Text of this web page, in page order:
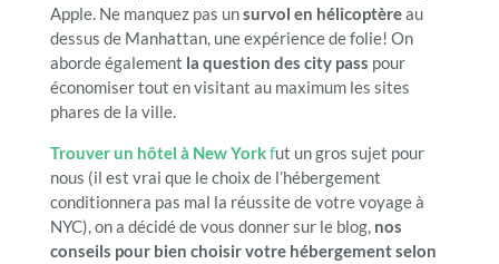
Apple. Ne manquez pas unsurvol en hélicoptèreau
dessus de Manhattan, une expérience de folie! On
aborde également la question des city pass pour
économiser tout en visitant au maximum les sites
phares de la ville.
Trouver un hôtel à New Yorkfut un gros sujet pour
nous (il est vrai que le choix de l’hébergement
conditionnera pas mal la réussite de votre voyage à
NYC), on a décidé de vous donner sur le blog, nos
conseils pour bien choisir votre hébergement selon